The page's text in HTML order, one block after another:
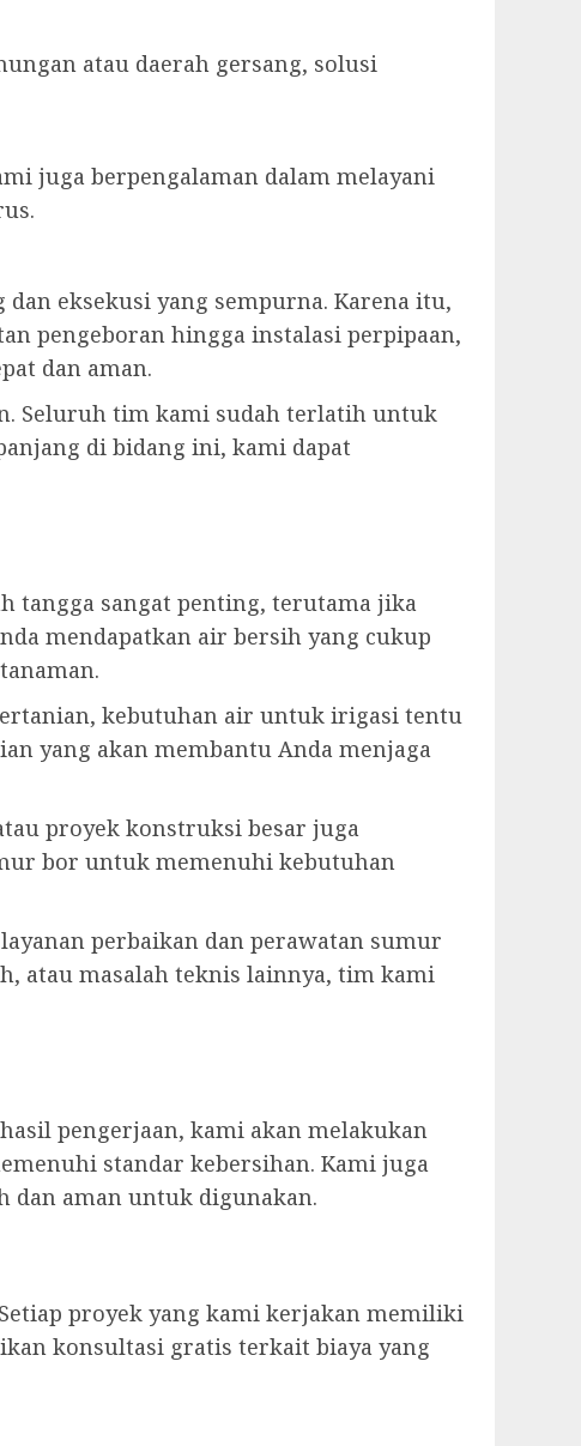
atau daerah gersang, solusi
juga berpengalaman dalam melayani
eksekusi yang sempurna. Karena itu,
pengeboran hingga instalasi perpipaan,
dan aman.
Seluruh tim kami sudah terlatih untuk
di bidang ini, kami dapat
tangga sangat penting, terutama jika
mendapatkan air bersih yang cukup
kebutuhan air untuk irigasi tentu
yang akan membantu Anda menjaga
proyek konstruksi besar juga
bor untuk memenuhi kebutuhan
perbaikan dan perawatan sumur
atau masalah teknis lainnya, tim kami
pengerjaan, kami akan melakukan
standar kebersihan. Kami juga
dan aman untuk digunakan.
proyek yang kami kerjakan memiliki
konsultasi gratis terkait biaya yang